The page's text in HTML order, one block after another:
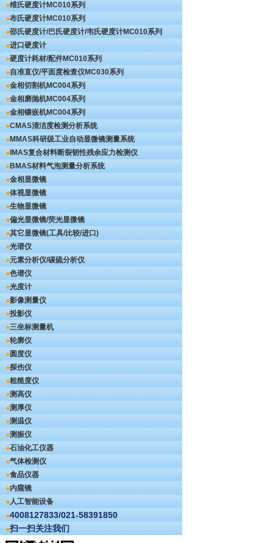
维氏硬度计MC010系列
布氏硬度计MC010系列
邵氏硬度计/巴氏硬度计/韦氏硬度计MC010系列
进口硬度计
硬度计耗材/配件MC010系列
自准直仪/平面度检查仪MC030系列
金相切割机MC004系列
金相磨抛机MC004系列
金相镶嵌机MC004系列
CMAS清洁度检测分析系统
MMAS科研级工业自动显微镜测量系统
IMAS复合材料断裂韧性残余应力检测仪
BMAS材料气泡测量分析系统
金相显微镜
体视显微镜
生物显微镜
偏光显微镜/荧光显微镜
其它显微镜(工具/比较/进口)
光谱仪
元素分析仪/碳硫分析仪
色谱仪
光度计
影像测量仪
投影仪
三坐标测量机
轮廓仪
圆度仪
探伤仪
粗糙度仪
测高仪
测厚仪
测温仪
测振仪
石油化工仪器
气体检测仪
食品仪器
内窥镜
人工智能设备
4008127833/021-58391850
扫一扫关注我们